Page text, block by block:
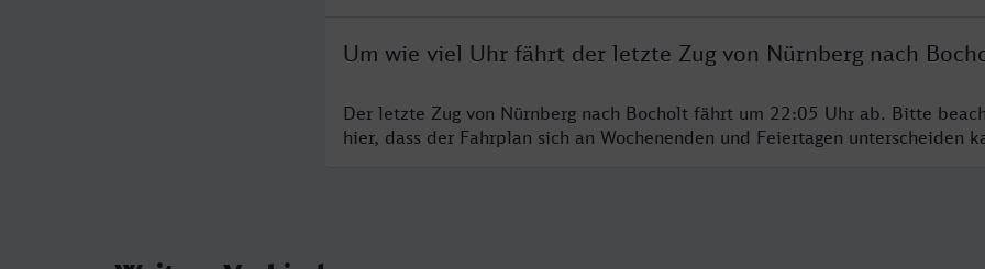
Um wie viel Uhr fährt der letzte Zug von Nürnberg nach
Der letzte Zug von Nürnberg nach Bocholt fährt um 22:05 Uhr ab. Bitte
hier, dass der Fahrplan sich an Wochenenden und Feiertagen unterscheiden